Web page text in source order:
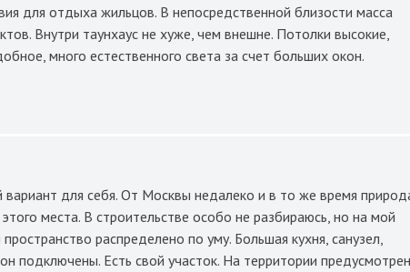
для отдыха жильцов. В непосредственной близости масса
Внутри таунхаус не хуже, чем внешне. Потолки высокие,
много естественного света за счет больших окон.
для себя. От Москвы недалеко и в то же время
места. В строительстве особо не разбираюсь, но на мой
распределено по уму. Большая кухня, санузел,
подключены. Есть свой участок. На территории